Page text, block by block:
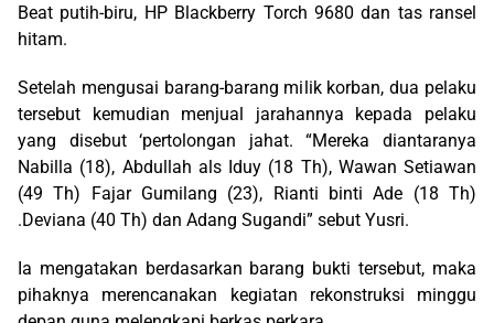
Beat putih-biru, HP Blackberry Torch 9680 dan tas ransel
hitam.
Setelah mengusai barang-barang milik korban, dua pelaku
tersebut kemudian menjual jarahannya kepada pelaku
yang disebut ‘pertolongan jahat. “Mereka diantaranya
Nabilla (18), Abdullah als Iduy (18 Th), Wawan Setiawan
(49 Th) Fajar Gumilang (23), Rianti binti Ade (18 Th)
.Deviana (40 Th) dan Adang Sugandi” sebut Yusri.
Ia mengatakan berdasarkan barang bukti tersebut, maka
pihaknya merencanakan kegiatan rekonstruksi minggu